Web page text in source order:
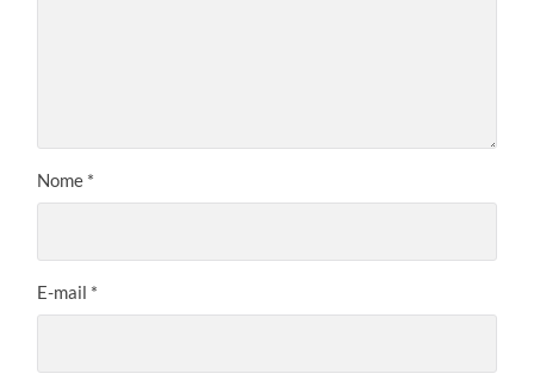
Nome *
E-mail *